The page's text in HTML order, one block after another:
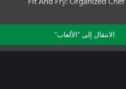
Fit and
Fit and Fry
Infernitos:
Infernitos: Fiery
الانتقال إلى "الألعاب"